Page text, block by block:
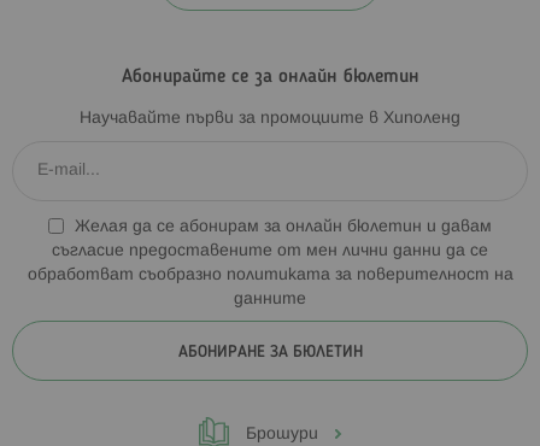
Абонирайте се за онлайн бюлетин
Научавайте първи за промоциите в Хиполенд
Желая да се абонирам за онлайн бюлетин и давам
съгласие предоставените от мен лични данни да се
обработват съобразно политиката за поверителност на
данните
АБОНИРАНЕ ЗА БЮЛЕТИН
Брошури